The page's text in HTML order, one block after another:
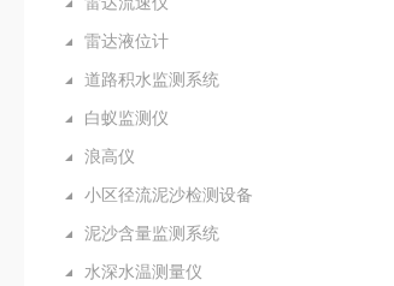
雷达液位计
道路积水监测系统
白蚁监测仪
浪高仪
小区径流泥沙检测设备
泥沙含量监测系统
水深水温测量仪